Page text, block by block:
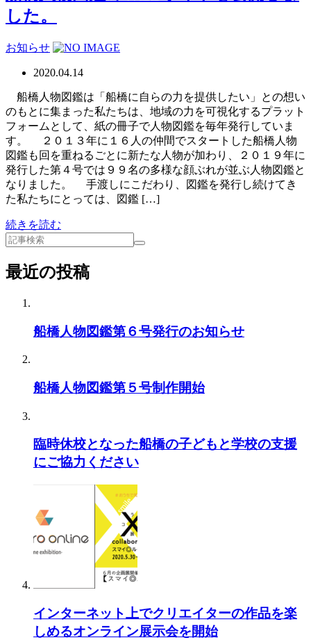
した。
お知らせ
2020.04.14
船橋人物図鑑は「船橋に自らの力を提供したい」との想い
のもとに集まった私たちは、地域の力を可視化するプラット
フォームとして、紙の冊子で人物図鑑を毎年発行していま
す。 ２０１３年に１６人の仲間でスタートした船橋人物
図鑑も回を重ねるごとに新たな人物が加わり、２０１９年に
発行した第４号では９９名の多様な顔ぶれが並ぶ人物図鑑と
なりました。 手渡しにこだわり、図鑑を発行し続けてき
た私たちにとっては、図鑑 […]
続きを読む
最近の投稿
船橋人物図鑑第６号発行のお知らせ
船橋人物図鑑第５号制作開始
臨時休校となった船橋の子どもと学校の支援
にご協力ください
インターネット上でクリエイターの作品を楽
しめるオンライン展示会を開始